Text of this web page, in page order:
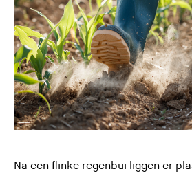
Na een flinke regenbui liggen er